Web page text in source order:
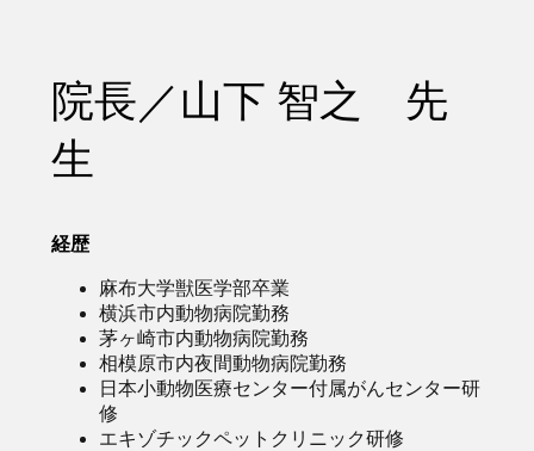
院長／山下 智之 先
生
経歴
麻布大学獣医学部卒業
横浜市内動物病院勤務
茅ヶ崎市内動物病院勤務
相模原市内夜間動物病院勤務
日本小動物医療センター付属がんセンター研
修
エキゾチックペットクリニック研修